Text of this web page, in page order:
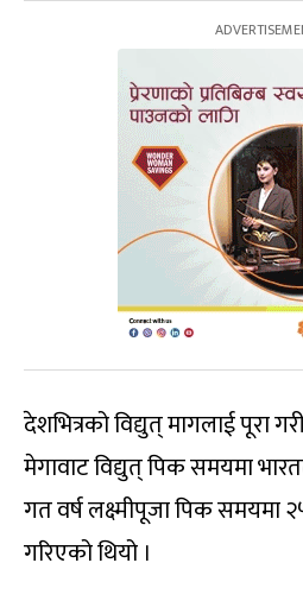
देशभित्रको विद्युत् मागलाई पूरा
मेगावाटविद्युत् पिक समयमा
गत वर्ष लक्ष्मीपूजा पिक समयमा
गरिएको थियो ।